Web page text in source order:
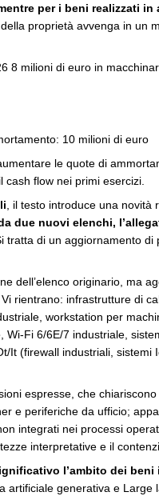
per i beni realizzati
della proprietà avvenga in un
8 milioni di euro in
10 milioni di euro
le quote di
cash flow nei primi esercizi.
, il testo introduce una novità
due nuovi elenchi,
tratta di un aggiornamento
dell’elenco originario, ma
. Vi rientrano: infrastrutture di
workstation per
Fi 6/6E/7 industriale,
It (firewall industriali, sistemi
espresse, che
e periferiche da ufficio;
integrati nei processi
interpretative e il
l’ambito dei beni
artificiale generativa e